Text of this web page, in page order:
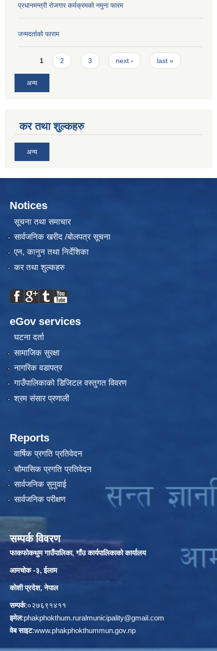
प्रधानमन्त्री रोजगार कर्यक्रमको नमुना फारम
जन्मदर्ताको फाराम
Pages
1 2 3 next › last »
अन्य
कर तथा शुल्कहरु
अन्य
Notices
सूचना तथा समाचार
सार्वजनिक खरीद /बोलपत्र सूचना
एन, कानुन तथा निर्देशिका
कर तथा शुल्कहरु
eGov services
घटना दर्ता
सामाजिक सुरक्षा
नागरिक वडापत्र
गाउँपालिकाको डिजिटल वस्तुगत विवरण
श्रम संसार प्रणाली
Reports
वार्षिक प्रगति प्रतिवेदन
चौमासिक प्रगति प्रतिवेदन
सार्वजनिक सुनुवाई
सार्वजनिक परीक्षण
सम्पर्क विवरण
फाकफोकथुम गाउँपालिका, गाँउ कार्यपालिकाको कार्यालय
आमचोक -३, ईलाम
कोशी प्रदेश, नेपाल
सम्पर्क:०२७६९१४११
इमेल:phakphokthum.ruralmunicipality@gmail.com
वेब साइट:www.phakphokthummun.gov.np